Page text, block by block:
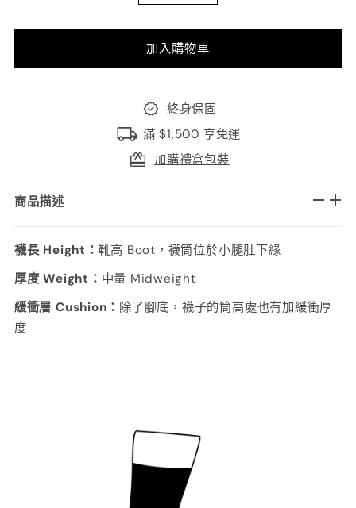
終身保固
滿 $1,500 享免運
加購禮盒包裝
商品描述
襪長 Height： 靴高 Boot，襪筒位於小腿肚下緣
厚度 Weight： 中量 Midweight
緩衝層 Cushion： 除了腳底，襪子的筒高處也有加緩衝厚
度